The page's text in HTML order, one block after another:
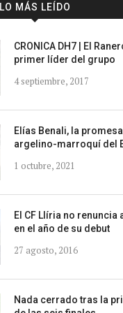
LO MÁS LEÍDO
CRONICA DH7 | El
primer líder del grupo
4 septiembre, 2017
Elías Benali, la promesa
argelino-marroquí del
1 octubre, 2021
El CF Llíria no renuncia
en el año de su debut
27 agosto, 2016
Nada cerrado tras la